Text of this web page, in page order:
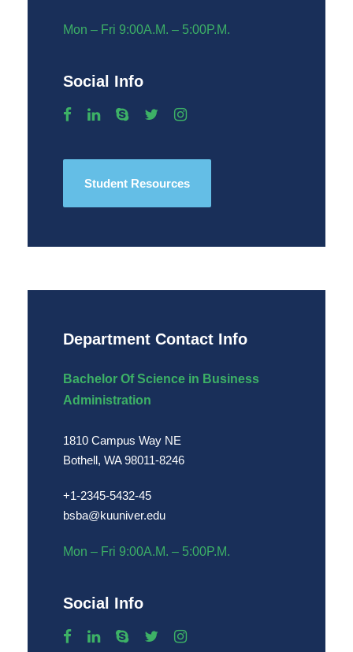
Mon – Fri 9:00A.M. – 5:00P.M.
Social Info
Student Resources
Department Contact Info
Bachelor Of Science in Business
Administration
1810 Campus Way NE
Bothell, WA 98011-8246
+1-2345-5432-45
bsba@kuuniver.edu
Mon – Fri 9:00A.M. – 5:00P.M.
Social Info